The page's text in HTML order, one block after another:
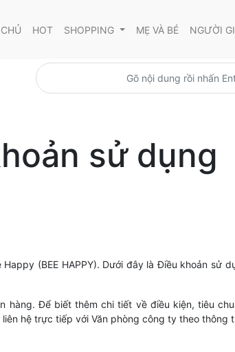
HOT SHOPPING MẸ VÀ BÉ NGƯỜI
sử dụng
(BEE HAPPY). Dưới đây là Điều khoản sử
hàng. Để biết thêm chi tiết về điều kiện, tiêu
hệ trực tiếp với Văn phòng công ty theo thông